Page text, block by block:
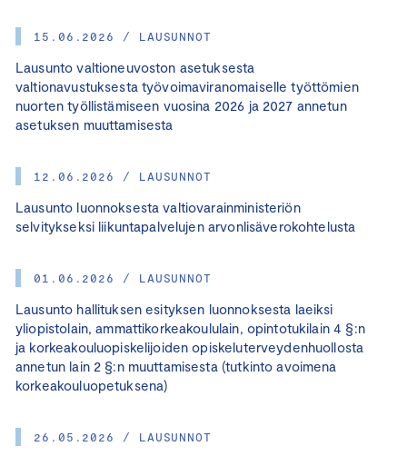
15.06.2026 / LAUSUNNOT
Lausunto valtioneuvoston asetuksesta
valtionavustuksesta työvoimaviranomaiselle työttömien
nuorten työllistämiseen vuosina 2026 ja 2027 annetun
asetuksen muuttamisesta
12.06.2026 / LAUSUNNOT
Lausunto luonnoksesta valtiovarainministeriön
selvitykseksi liikuntapalvelujen arvonlisäverokohtelusta
01.06.2026 / LAUSUNNOT
Lausunto hallituksen esityksen luonnoksesta laeiksi
yliopistolain, ammattikorkeakoululain, opintotukilain 4 §:n
ja korkeakouluopiskelijoiden opiskeluterveydenhuollosta
annetun lain 2 §:n muuttamisesta (tutkinto avoimena
korkeakouluopetuksena)
26.05.2026 / LAUSUNNOT